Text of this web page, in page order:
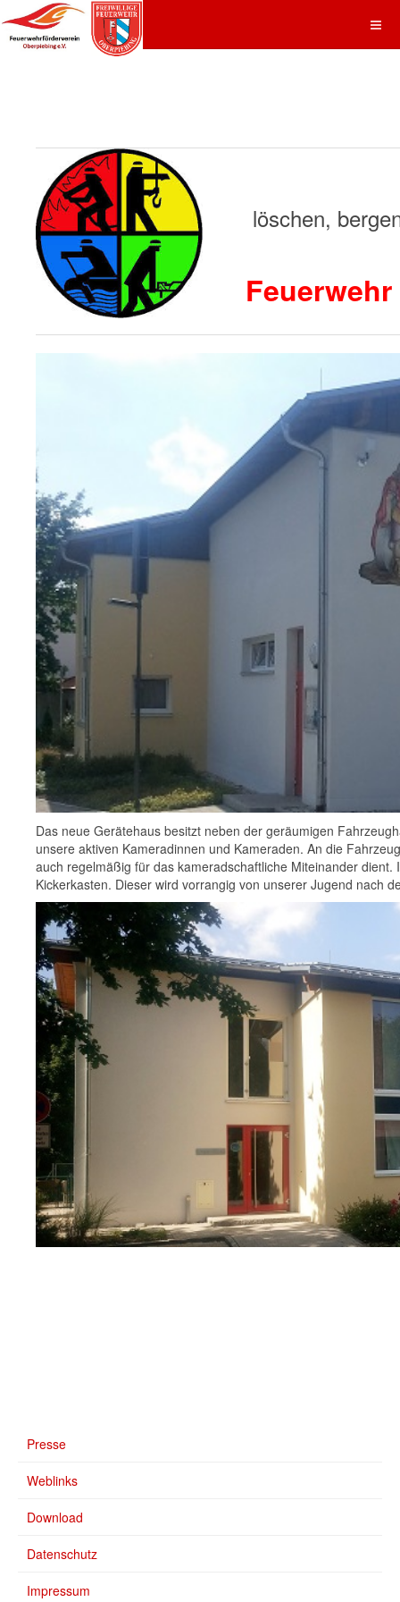
löschen,
Das neue Gerätehaus besitzt neben der geräumigen
unsere aktiven Kameradinnen und Kameraden. An die
auch regelmäßig für das kameradschaftliche Miteinander
Kickerkasten. Dieser wird vorrangig von unserer Jugend nach
Presse
Weblinks
Download
Datenschutz
Impressum